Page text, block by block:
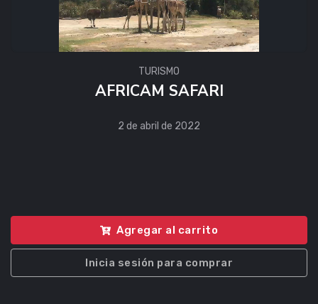
TURISMO
AFRICAM SAFARI
2 de abril de 2022
Agregar al carrito
Inicia sesión para comprar